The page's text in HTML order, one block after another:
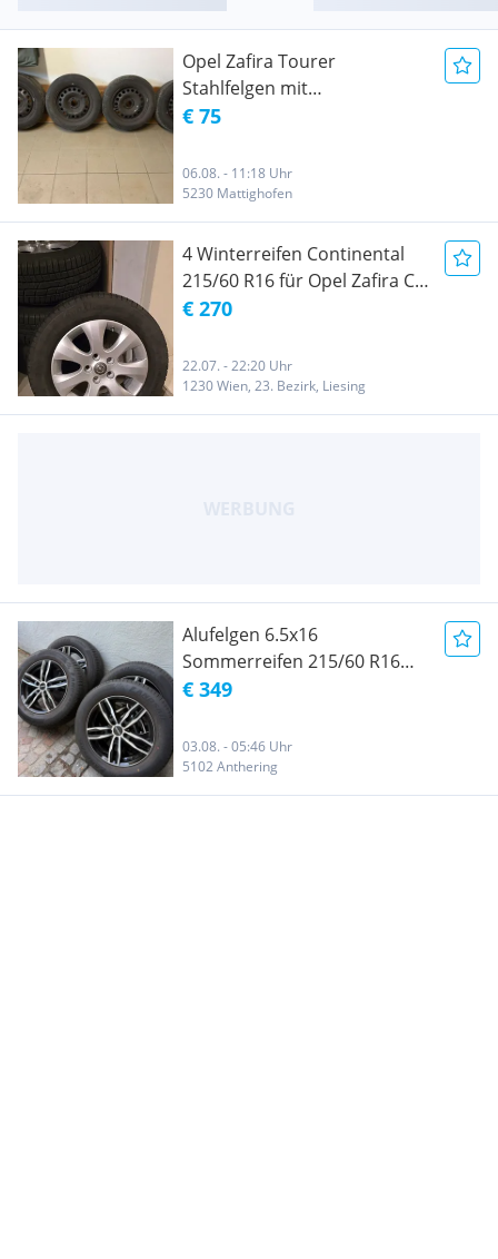
Opel Zafira Tourer
Stahlfelgen mit
Sommerreifen 215/60/16
€ 75
06.08. - 11:18 Uhr
5230 Mattighofen
4 Winterreifen Continental
215/60 R16 für Opel Zafira C
auf original Opel/ GM-
€ 270
22.07. - 22:20 Uhr
1230 Wien, 23. Bezirk, Liesing
Alufelgen 6.5x16
Sommerreifen 215/60 R16
95V Komplettradsatz Opel
€ 349
03.08. - 05:46 Uhr
5102 Anthering